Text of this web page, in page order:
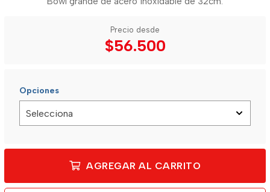
Precio desde
$56.500
Opciones
AGREGAR AL CARRITO